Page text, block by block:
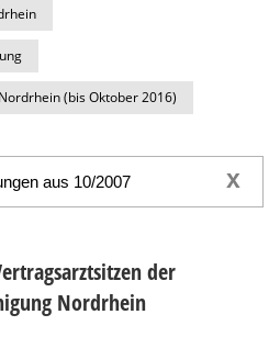
(bis Oktober 2016)
aus 10/2007 x
der
Nordrhein